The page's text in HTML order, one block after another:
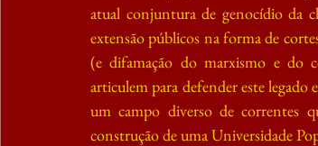
atual conjuntura de genocídio da
extensão públicos na forma de
(e difamação do marxismo e do
articulem para defender este legado
um campo diverso de correntes
construção de uma Universidade